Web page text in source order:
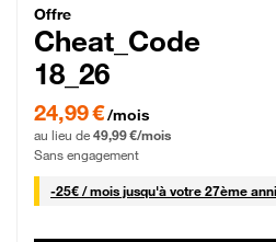
Cheat_Code
Offre
Cheat_Code
18_26
24,99 € par mois pendant 0 mois puis
24,99 €/mois
au lieu de 49,99 €/mois
Sans engagement
-25€ / mois25 € par mois
jusqu'à votre 27ème